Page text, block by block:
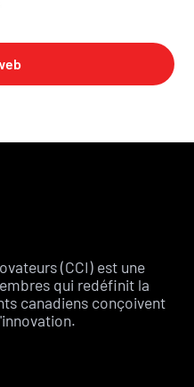
(CCI) est une
qui redéfinit la
canadiens conçoivent